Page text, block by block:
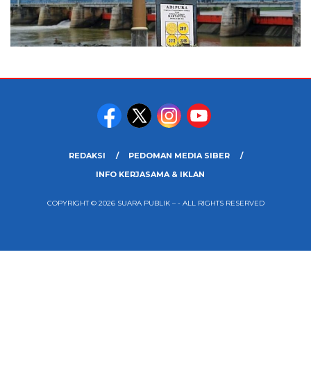
REDAKSI
PEDOMAN MEDIA SIBER
INFO KERJASAMA & IKLAN
COPYRIGHT © 2026 SUARA PUBLIK – - ALL RIGHTS RESERVED